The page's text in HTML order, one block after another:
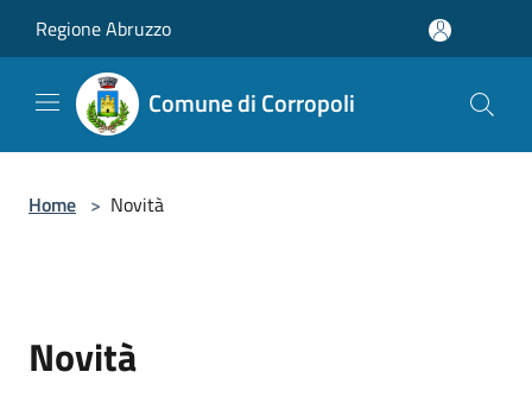
Regione Abruzzo
Comune di Corropoli
Home > Novità
Novità